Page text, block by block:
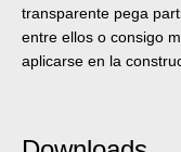
transparente pega
entre ellos o consigo
aplicarse en la
herramientas y